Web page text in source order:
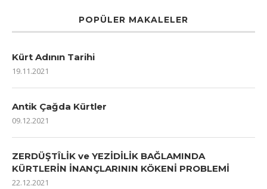
POPÜLER MAKALELER
Kürt Adının Tarihi
19.11.2021
Antik Çağda Kürtler
09.12.2021
ZERDÜŞTÎLİK ve YEZİDİLİK BAĞLAMINDA
KÜRTLERİN İNANÇLARININ KÖKENİ PROBLEMİ
22.12.2021